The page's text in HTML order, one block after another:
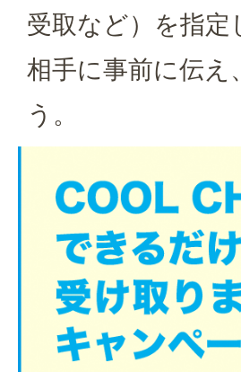
受取など）を指
相手に事前に伝え
う。